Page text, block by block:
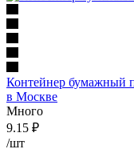
Контейнер бумажный
в Москве
Много
9.15 ₽
/шт